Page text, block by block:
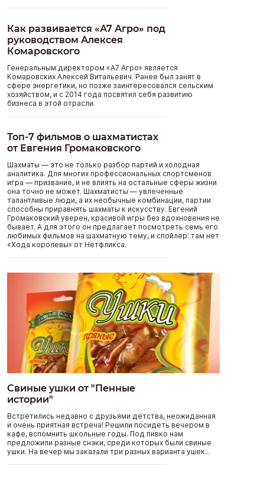
Как развивается «А7 Агро» под
руководством Алексея
Комаровского
Генеральным директором «А7 Агро» является
Комаровских Алексей Витальевич. Ранее был занят в
сфере энергетики, но позже заинтересовался сельским
хозяйством, и с 2014 года посвятил себя развитию
бизнеса в этой отрасли.
Топ-7 фильмов о шахматистах
от Евгения Громаковского
Шахматы — это не только разбор партий и холодная
аналитика. Для многих профессиональных спортсменов
игра — призвание, и не влиять на остальные сферы жизни
она точно не может. Шахматисты — увлеченные
талантливые люди, а их необычные комбинации, партии
способны приравнять шахматы к искусству. Евгений
Громаковский уверен, красивой игры без вдохновения не
бывает. А для этого он предлагает посмотреть семь его
любимых фильмов на шахматную тему, и спойлер: там нет
«Хода королевы» от Нетфликса.
Свиные ушки от "Пенные
истории"
Встретились недавно с друзьями детства, неожиданная
и очень приятная встреча! Решили посидеть вечером в
кафе, вспомнить школьные годы. Под пивко нам
предложили разные снэки, среди которых были свиные
ушки. На вечер мы заказали три разных варианта ушек...